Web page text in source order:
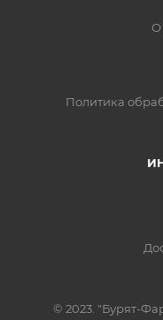
О
Политика
© 2023. "Бурят-